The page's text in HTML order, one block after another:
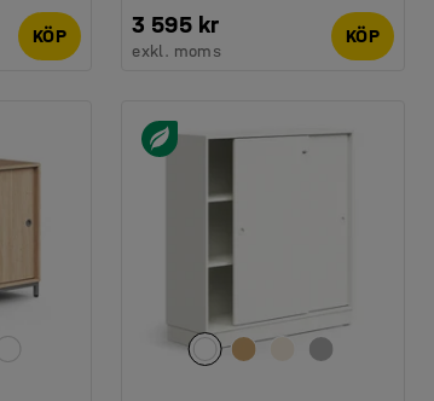
KÖP 3 595 kr
exkl. moms
KÖP